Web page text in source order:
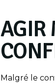
AGIR
Malgré le